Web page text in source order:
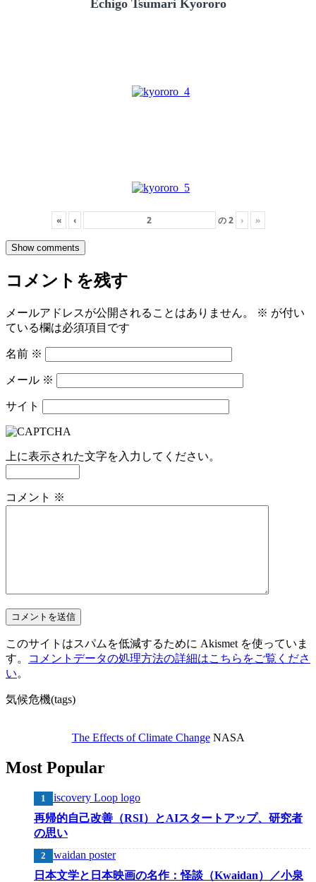
Echigo Tsumari Kyororo
« ‹ の2 › »
Show comments
コメントを残す
メールアドレスが公開されることはありません。 ※ が付い
ている欄は必須項目です
名前 ※
メール ※
サイト
上に表示された文字を入力してください。
コメント ※
このサイトはスパムを低減するために Akismet を使っていま
す。
コメントデータの処理方法の詳細はこちらをご覧くださ
い。
気候危機(tags)
The Effects of Climate ChangeNASA
Most Popular
再帰的自己改善（RSI）とAIスタートアップ、研究者
の思い
日本文学と日本映画の名作：怪談（Kwaidan）／小泉